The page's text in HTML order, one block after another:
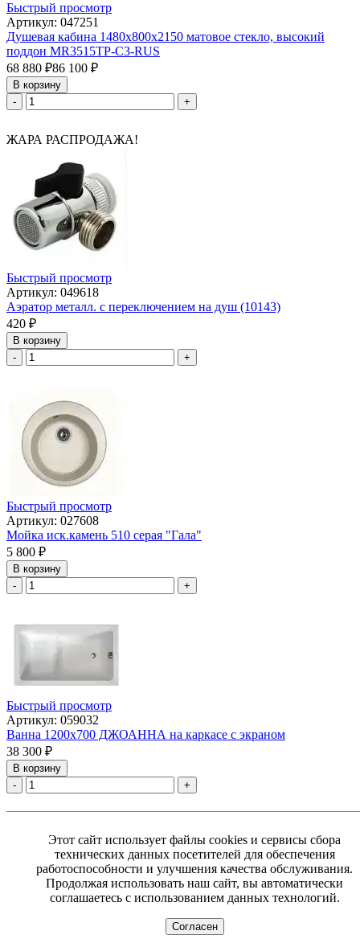
Быстрый просмотр
Артикул: 047251
Душевая кабина 1480х800х2150 матовое стекло, высокий
поддон MR3515TP-C3-RUS
68 880 ₽86 100 ₽
В корзину
-
+
ЖАРА РАСПРОДАЖА!
Быстрый просмотр
Артикул: 049618
Аэратор металл. с переключением на душ (10143)
420 ₽
В корзину
-
+
Быстрый просмотр
Артикул: 027608
Мойка иск.камень 510 серая "Гала"
5 800 ₽
В корзину
-
+
Быстрый просмотр
Артикул: 059032
Ванна 1200х700 ДЖОАННА на каркасе с экраном
38 300 ₽
В корзину
-
+
Этот сайт использует файлы cookies и сервисы сбора
технических данных посетителей для обеспечения
работоспособности и улучшения качества обслуживания.
Продолжая использовать наш сайт, вы автоматически
соглашаетесь с использованием данных технологий.
Согласен